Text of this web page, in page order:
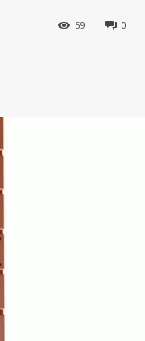
0
59